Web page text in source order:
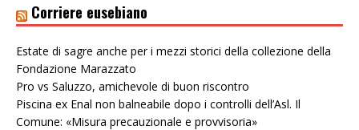
Corriere eusebiano
Estate di sagre anche per i mezzi storici della collezione della
Fondazione Marazzato
Pro vs Saluzzo, amichevole di buon riscontro
Piscina ex Enal non balneabile dopo i controlli dell’Asl. Il
Comune: «Misura precauzionale e provvisoria»